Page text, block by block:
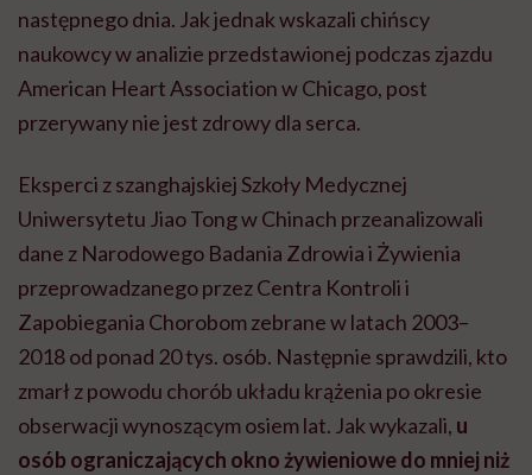
następnego dnia. Jak jednak wskazali chińscy
naukowcy w analizie przedstawionej podczas zjazdu
American Heart Association w Chicago, post
przerywany nie jest zdrowy dla serca.
Eksperci z szanghajskiej Szkoły Medycznej
Uniwersytetu Jiao Tong w Chinach przeanalizowali
dane z Narodowego Badania Zdrowia i Żywienia
przeprowadzanego przez Centra Kontroli i
Zapobiegania Chorobom zebrane w latach 2003–
2018 od ponad 20 tys. osób. Następnie sprawdzili, kto
zmarł z powodu chorób układu krążenia po okresie
obserwacji wynoszącym osiem lat. Jak wykazali, u
osób ograniczających okno żywieniowe do mniej niż